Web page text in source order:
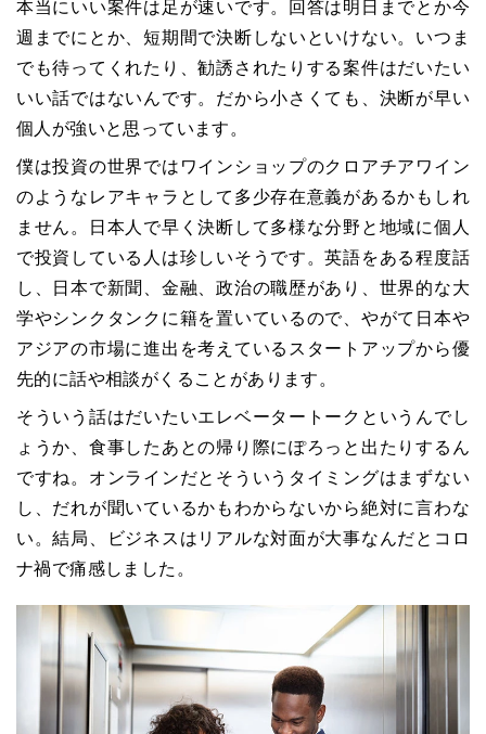
本当にいい案件は足が速いです。回答は明日までとか今
週までにとか、短期間で決断しないといけない。いつま
でも待ってくれたり、勧誘されたりする案件はだいたい
いい話ではないんです。だから小さくても、決断が早い
個人が強いと思っています。
僕は投資の世界ではワインショップのクロアチアワイン
のようなレアキャラとして多少存在意義があるかもしれ
ません。日本人で早く決断して多様な分野と地域に個人
で投資している人は珍しいそうです。英語をある程度話
し、日本で新聞、金融、政治の職歴があり、世界的な大
学やシンクタンクに籍を置いているので、やがて日本や
アジアの市場に進出を考えているスタートアップから優
先的に話や相談がくることがあります。
そういう話はだいたいエレベータートークというんでし
ょうか、食事したあとの帰り際にぽろっと出たりするん
ですね。オンラインだとそういうタイミングはまずない
し、だれが聞いているかもわからないから絶対に言わな
い。結局、ビジネスはリアルな対面が大事なんだとコロ
ナ禍で痛感しました。